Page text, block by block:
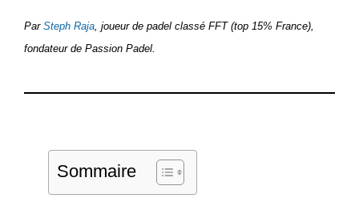
Par Steph Raja , joueur de padel classé FFT (top 15% France),
fondateur de Passion Padel.
Sommaire